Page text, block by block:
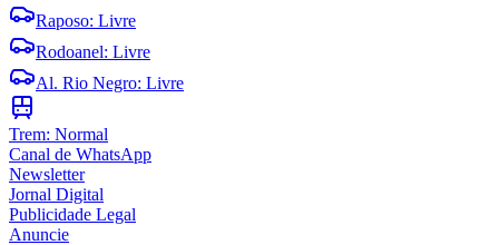
Raposo: Livre
Rodoanel: Livre
Al. Rio Negro: Livre
Trem: Normal
Canal de WhatsApp
Newsletter
Jornal Digital
Publicidade Legal
Anuncie